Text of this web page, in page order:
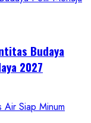
Budaya
2027
Air Siap Minum